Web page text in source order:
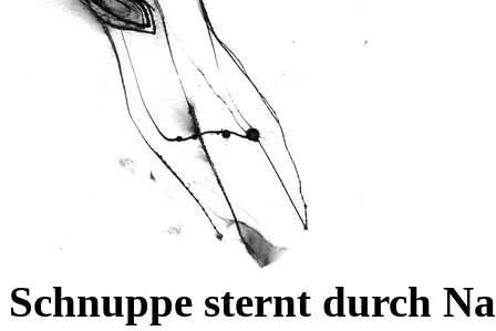
Schnuppe sternt durch